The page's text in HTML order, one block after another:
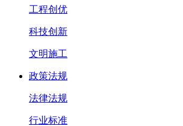
工程创优
科技创新
文明施工
政策法规
法律法规
行业标准